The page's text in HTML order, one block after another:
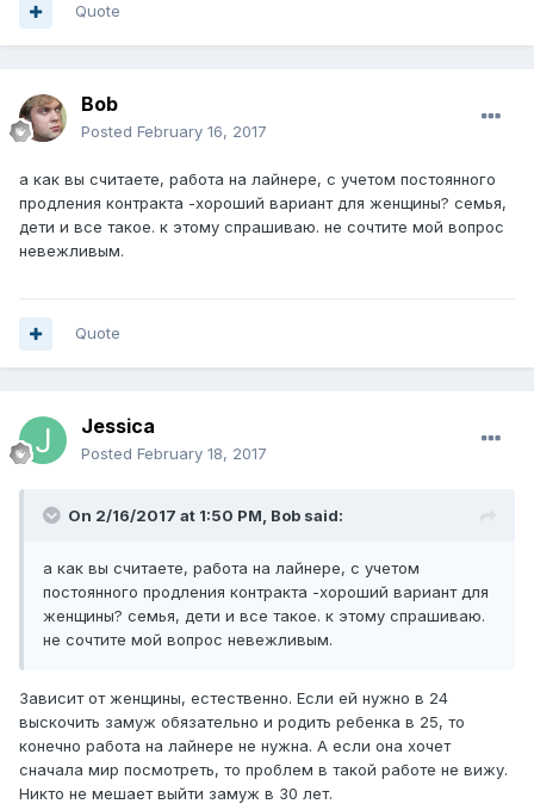
Quote
Bob
Posted February 16, 2017
а как вы считаете, работа на лайнере, с учетом постоянного
продления контракта -хороший вариант для женщины? семья,
дети и все такое. к этому спрашиваю. не сочтите мой вопрос
невежливым.
Quote
Jessica
Posted February 18, 2017
On 2/16/2017 at 1:50 PM, Bob said:
а как вы считаете, работа на лайнере, с учетом
постоянного продления контракта -хороший вариант для
женщины? семья, дети и все такое. к этому спрашиваю.
не сочтите мой вопрос невежливым.
Зависит от женщины, естественно. Если ей нужно в 24
выскочить замуж обязательно и родить ребенка в 25, то
конечно работа на лайнере не нужна. А если она хочет
сначала мир посмотреть, то проблем в такой работе не вижу.
Никто не мешает выйти замуж в 30 лет.